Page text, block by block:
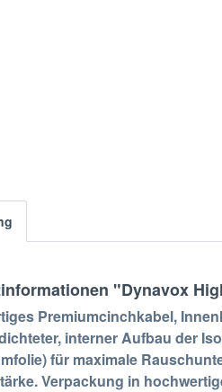
"Dynavox
Premiumcinchkabel,
interner Aufbau der
für maximale
Verpackung in